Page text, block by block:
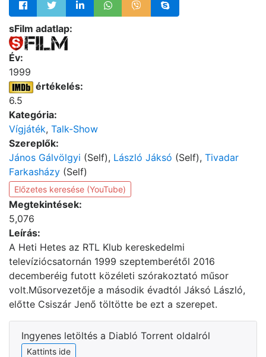
sFilm adatlap:
Év:
1999
értékelés:
6.5
Kategória:
Vígjáték, Talk-Show
Szereplők:
János Gálvölgyi (Self), László Jáksó (Self), Tivadar
Farkasházy (Self)
Előzetes keresése (YouTube)
Megtekintések:
5,076
Leírás:
A Heti Hetes az RTL Klub kereskedelmi
televíziócsatornán 1999 szeptemberétől 2016
decemberéig futott közéleti szórakoztató műsor
volt.Műsorvezetője a második évadtól Jáksó László,
előtte Csiszár Jenő töltötte be ezt a szerepet.
Ingyenes letöltés a Diabló Torrent oldalról
Kattints ide